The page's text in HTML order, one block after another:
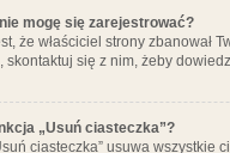
mogę się zarejestrować?
że właściciel strony zbanował
skontaktuj się z nim, żeby
„Usuń ciasteczka”?
ciasteczka” usuwa